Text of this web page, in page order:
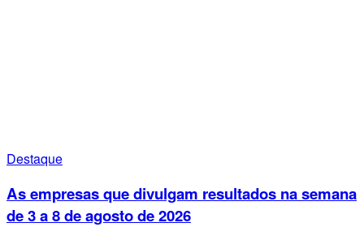
Destaque
As empresas que divulgam resultados na semana
de 3 a 8 de agosto de 2026